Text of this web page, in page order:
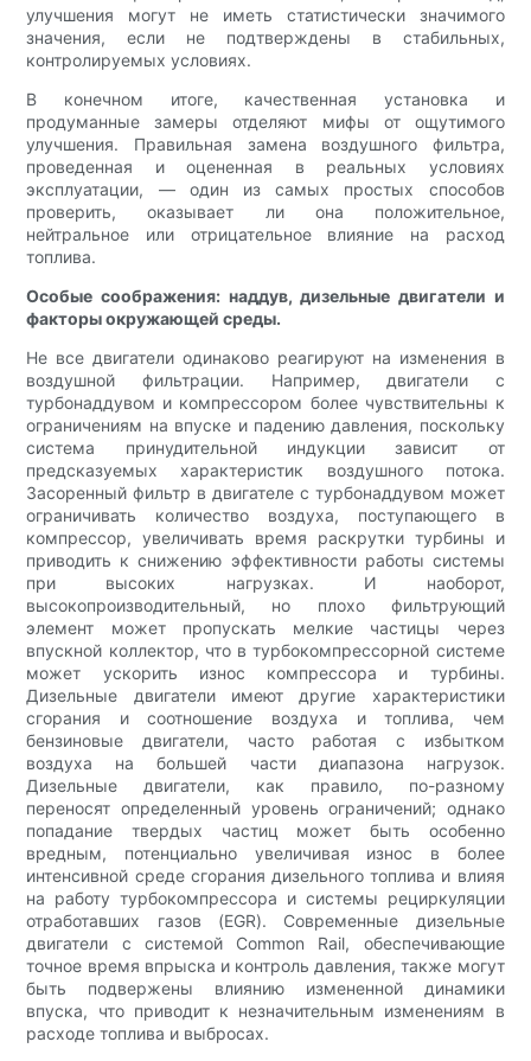
улучшения могут не иметь статистически значимого
значения, если не подтверждены в стабильных,
контролируемых условиях.
В конечном итоге, качественная установка и
продуманные замеры отделяют мифы от ощутимого
улучшения. Правильная замена воздушного фильтра,
проведенная и оцененная в реальных условиях
эксплуатации, — один из самых простых способов
проверить, оказывает ли она положительное,
нейтральное или отрицательное влияние на расход
топлива.
Особые соображения: наддув, дизельные двигатели и
факторы окружающей среды.
Не все двигатели одинаково реагируют на изменения в
воздушной фильтрации. Например, двигатели с
турбонаддувом и компрессором более чувствительны к
ограничениям на впуске и падению давления, поскольку
система принудительной индукции зависит от
предсказуемых характеристик воздушного потока.
Засоренный фильтр в двигателе с турбонаддувом может
ограничивать количество воздуха, поступающего в
компрессор, увеличивать время раскрутки турбины и
приводить к снижению эффективности работы системы
при высоких нагрузках. И наоборот,
высокопроизводительный, но плохо фильтрующий
элемент может пропускать мелкие частицы через
впускной коллектор, что в турбокомпрессорной системе
может ускорить износ компрессора и турбины.
Дизельные двигатели имеют другие характеристики
сгорания и соотношение воздуха и топлива, чем
бензиновые двигатели, часто работая с избытком
воздуха на большей части диапазона нагрузок.
Дизельные двигатели, как правило, по-разному
переносят определенный уровень ограничений; однако
попадание твердых частиц может быть особенно
вредным, потенциально увеличивая износ в более
интенсивной среде сгорания дизельного топлива и влияя
на работу турбокомпрессора и системы рециркуляции
отработавших газов (EGR). Современные дизельные
двигатели с системой Common Rail, обеспечивающие
точное время впрыска и контроль давления, также могут
быть подвержены влиянию измененной динамики
впуска, что приводит к незначительным изменениям в
расходе топлива и выбросах.